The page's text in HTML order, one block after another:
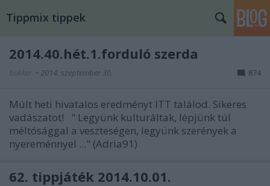
Tippmix tippek
2014.40.hét.1.forduló szerda
bakker. • 2014. szeptember 30. 874
Múlt heti hivatalos eredményt ITT találod. Sikeres
vadászatot! " Legyünk kulturáltak, lépjünk túl
méltósággal a veszteségen, legyünk szerények a
nyereménnyel ..." (Adria91)
62. tippjáték 2014.10.01.